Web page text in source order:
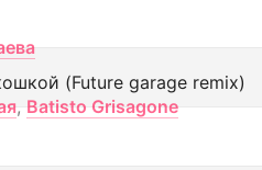
(Future garage remix)
, Batisto Grisagone